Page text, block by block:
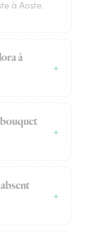
à Aoste.
à